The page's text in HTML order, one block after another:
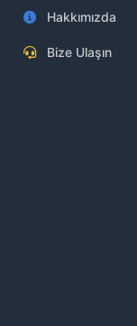
Hakkımızda
Bize Ulaşın